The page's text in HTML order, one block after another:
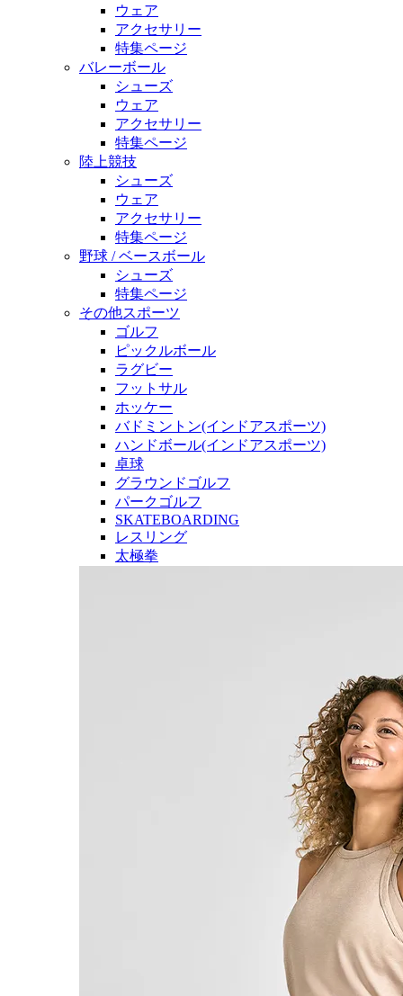
ウェア
アクセサリー
特集ページ
バレーボール
シューズ
ウェア
アクセサリー
特集ページ
陸上競技
シューズ
ウェア
アクセサリー
特集ページ
野球 / ベースボール
シューズ
特集ページ
その他スポーツ
ゴルフ
ピックルボール
ラグビー
フットサル
ホッケー
バドミントン(インドアスポーツ)
ハンドボール(インドアスポーツ)
卓球
グラウンドゴルフ
パークゴルフ
SKATEBOARDING
レスリング
太極拳